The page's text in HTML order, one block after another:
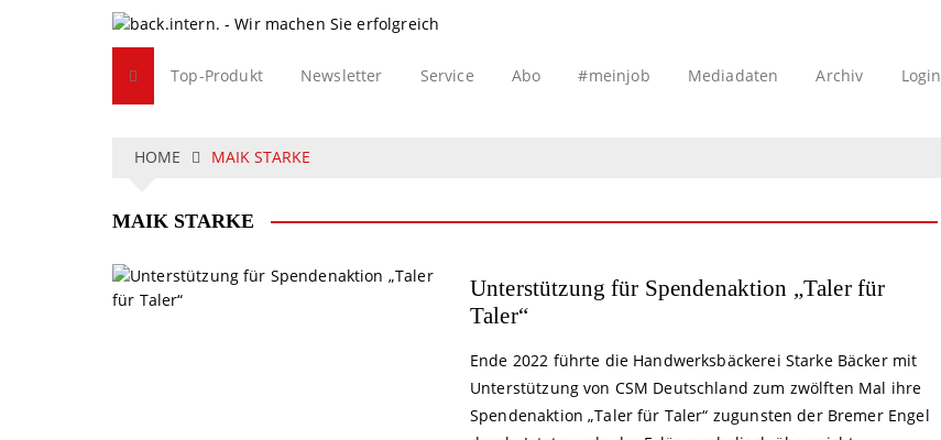
Top-Produkt Newsletter Service Abo #meinjob Mediadaten Archiv Login
HOME MAIK STARKE
MAIK STARKE
Unterstützung für Spendenaktion „Taler für
Taler“
Ende 2022 führte die Handwerksbäckerei Starke Bäcker mit
Unterstützung von CSM Deutschland zum zwölften Mal ihre
Spendenaktion „Taler für Taler“ zugunsten der Bremer Engel